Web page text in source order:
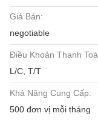
Giá Bán:
negotiable
Điều Khoản Thanh
L/C, T/T
Khả Năng Cung Cấp:
500 đơn vị mỗi tháng